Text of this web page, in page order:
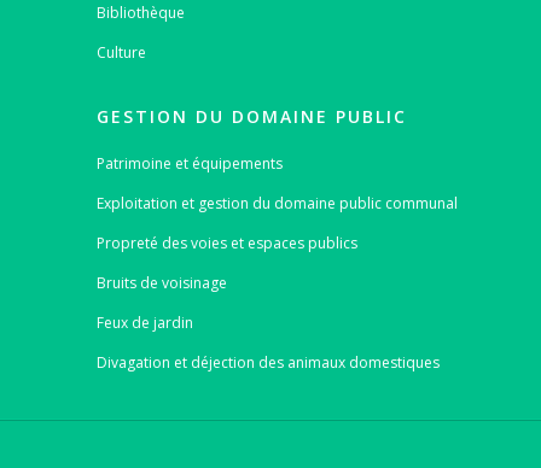
Bibliothèque
Culture
GESTION DU DOMAINE PUBLIC
Patrimoine et équipements
Exploitation et gestion du domaine public communal
Propreté des voies et espaces publics
Bruits de voisinage
Feux de jardin
Divagation et déjection des animaux domestiques